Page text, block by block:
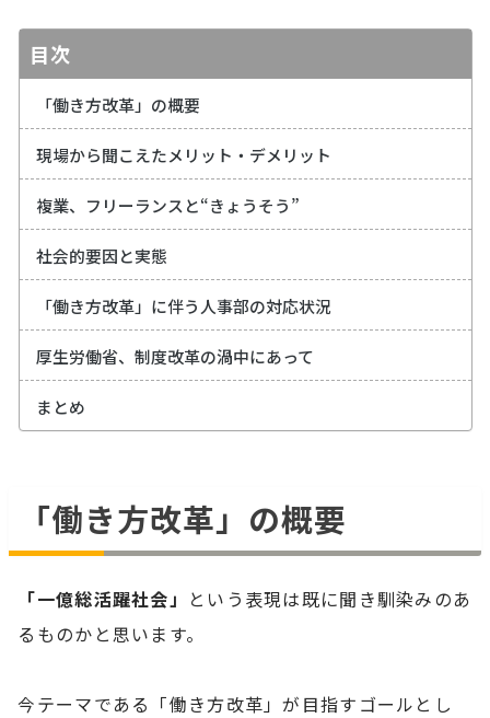
目次
「働き方改革」の概要
現場から聞こえたメリット・デメリット
複業、フリーランスと“きょうそう”
社会的要因と実態
「働き方改革」に伴う人事部の対応状況
厚生労働省、制度改革の渦中にあって
まとめ
「働き方改革」の概要
「一億総活躍社会」 という表現は既に聞き馴染みのあ
るものかと思います。
今テーマである「働き方改革」が目指すゴールとし